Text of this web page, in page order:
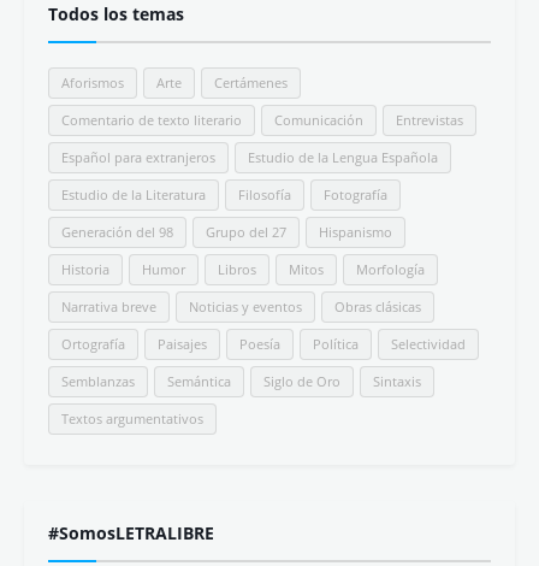
Todos los temas
Aforismos Arte Certámenes
Comentario de texto literario Comunicación Entrevistas
Español para extranjeros Estudio de la Lengua Española
Estudio de la Literatura Filosofía Fotografía
Generación del 98 Grupo del 27 Hispanismo
Historia Humor Libros Mitos Morfología
Narrativa breve Noticias y eventos Obras clásicas
Ortografía Paisajes Poesía Política Selectividad
Semblanzas Semántica Siglo de Oro Sintaxis
Textos argumentativos
#SomosLETRALIBRE